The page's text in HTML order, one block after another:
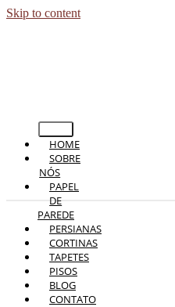
Skip to content
HOME
SOBRE
NÓS
PAPEL
DE
PAREDE
PERSIANAS
CORTINAS
TAPETES
PISOS
BLOG
CONTATO